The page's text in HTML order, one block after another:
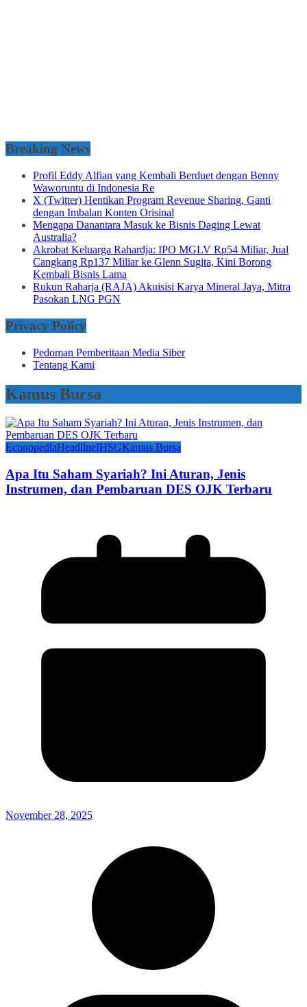
Breaking News
Profil Eddy Alfian yang Kembali Berduet dengan Benny
Waworuntu di Indonesia Re
X (Twitter) Hentikan Program Revenue Sharing, Ganti
dengan Imbalan Konten Orisinal
Mengapa Danantara Masuk ke Bisnis Daging Lewat
Australia?
Akrobat Keluarga Rahardja: IPO MGLV Rp54 Miliar, Jual
Cangkang Rp137 Miliar ke Glenn Sugita, Kini Borong
Kembali Bisnis Lama
Rukun Raharja (RAJA) Akuisisi Karya Mineral Jaya, Mitra
Pasokan LNG PGN
Privacy Policy
Pedoman Pemberitaan Media Siber
Tentang Kami
Kamus Bursa
EconopediaHeadlineIHSGKamus Bursa
Apa Itu Saham Syariah? Ini Aturan, Jenis
Instrumen, dan Pembaruan DES OJK Terbaru
November 28, 2025